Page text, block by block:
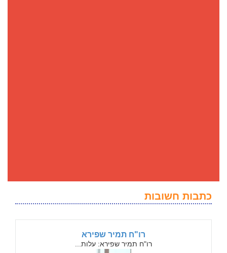
כתבות חשובות
רו"ח תמיר שפירא
רו"ח תמיר שפירא: עלות...